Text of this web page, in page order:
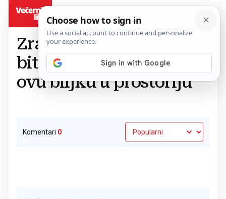
PROČIŠĆAVANJE ZRAKA
Zrak u spavaćoj sobi će
biti puno čišći unesete li
ovu biljku u prostoriju
Komentari 0